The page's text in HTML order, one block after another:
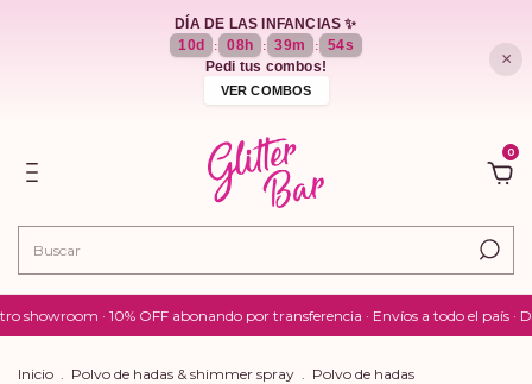
×
DÍA DE LAS INFANCIAS ✨
10d : 08h : 39m : 53s
Pedi tus combos!
VER COMBOS
0
showroom · 10% OFF abonando por transferencia · Envíos a todo el país ·
Inicio . Polvo de hadas & shimmer spray . Polvo de hadas